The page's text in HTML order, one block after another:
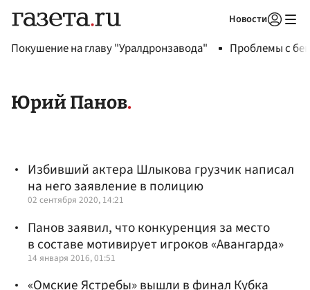
Новости
Покушение на главу "Уралдронзавода" Проблемы с
Юрий Панов
Избивший актера Шлыкова грузчик написал
на него заявление в полицию
02 сентября 2020, 14:21
Панов заявил, что конкуренция за место
в составе мотивирует игроков «Авангарда»
14 января 2016, 01:51
«Омские Ястребы» вышли в финал Кубка